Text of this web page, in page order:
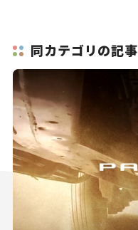
同カテゴリの記事